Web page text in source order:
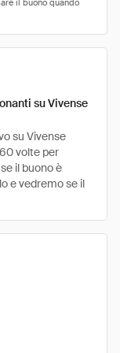
su Vivense
su Vivense
volte per
il buono è
e vedremo se il